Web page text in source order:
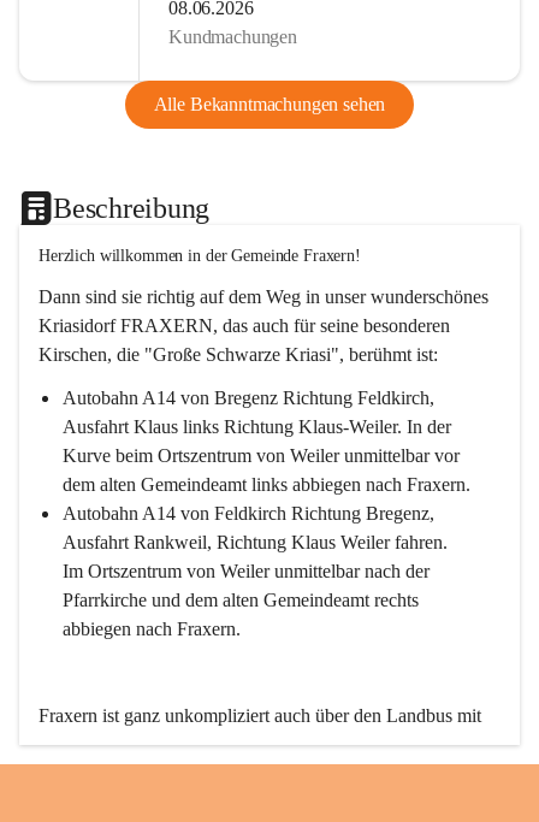
08.06.2026
Kundmachungen
Alle Bekanntmachungen sehen
Beschreibung
Herzlich willkommen in der Gemeinde Fraxern!
Dann sind sie richtig auf dem Weg in unser wunderschönes
Kriasidorf FRAXERN, das auch für seine besonderen
Kirschen, die "Große Schwarze Kriasi", berühmt ist:
Autobahn A14 von Bregenz Richtung Feldkirch,
Ausfahrt Klaus links Richtung Klaus-Weiler. In der
Kurve beim Ortszentrum von Weiler unmittelbar vor
dem alten Gemeindeamt links abbiegen nach Fraxern.
Autobahn A14 von Feldkirch Richtung Bregenz,
Ausfahrt Rankweil, Richtung Klaus Weiler fahren.
Im Ortszentrum von Weiler unmittelbar nach der
Pfarrkirche und dem alten Gemeindeamt rechts
abbiegen nach Fraxern.
Fraxern ist ganz unkompliziert auch über den Landbus mit
den öffentlichen Verkehrsmitteln zu erreichen. Die Linie